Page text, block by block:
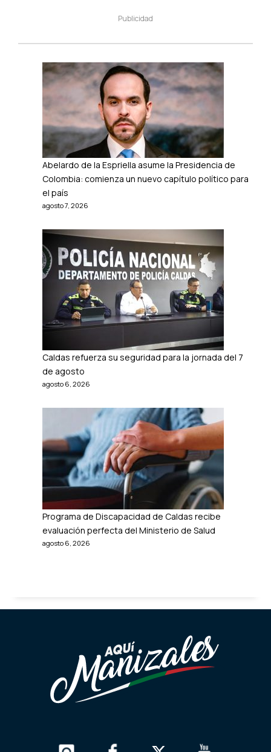
Publicidad
Abelardo de la Espriella asume la Presidencia de
Colombia: comienza un nuevo capítulo político para
el país
agosto 7, 2026
Caldas refuerza su seguridad para la jornada del 7
de agosto
agosto 6, 2026
Programa de Discapacidad de Caldas recibe
evaluación perfecta del Ministerio de Salud
agosto 6, 2026